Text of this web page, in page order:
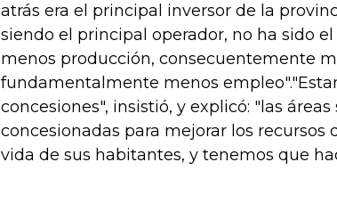
atrás era el principal inversor de la
siendo el principal operador, no ha sido
menos producción, consecuentemente
fundamentalmente menos
concesiones", insistió, y explicó: "las
concesionadas para mejorar los recursos
vida de sus habitantes, y tenemos que